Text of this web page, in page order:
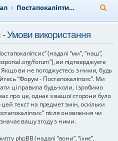
Постапокаліптичний форум
о
Умови використання
(надалі “ми”, “наш”,
forum”), ви підтверджуєте
ви не погоджуєтесь з ними, будь
“Форум - Постапокаліпсис”. Ми
ці правила будь-коли, і зробимо
про це, однак з вашої сторони було
текст на предмет змін, оскільки
після оновлення чи
вашу згоду з ними.
phpBB (надалі “вони”, “їхнє”,